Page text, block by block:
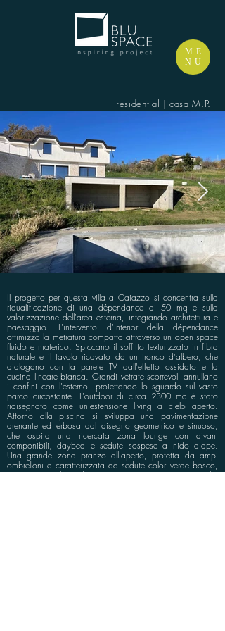
ME
NU
residential | casa M.P.
Il progetto per questa villa a Caiazzo si concentra sulla
riqualificazione di una dépendance di 50 mq e sulla
valorizzazione dell'area esterna, integrando architettura e
paesaggio. L'intervento d'interior della dépendance
ottimizza la metratura compatta attraverso un open space
fluido e materico. Spiccano il soffitto texturizzato in fibra
naturale e il tavolo ricavato da un tronco d'albero, che
dialogano con la parete TV dall'effetto ossidato e la
cucina lineare bianca. Grandi vetrate scorrevoli annullano
i confini con l'esterno, proiettando lo sguardo sul vasto
parco circostante. L'outdoor di circa 2300 mq è stato
ridisegnato come un'estensione living a cielo aperto.
Attorno alla piscina si sviluppa una pavimentazione
drenante ed erbosa dal disegno geometrico e sinuoso,
che ospita una ricercata zona lounge con divani
componibili, daybed e sedute sospese a nido d'ape.
Una grande zona pranzo all'aperto, protetta da ampi
ombrelloni e caratterizzata da sedute color verde bosco,
si inserisce nel giardino piantumato a terrazzamenti che